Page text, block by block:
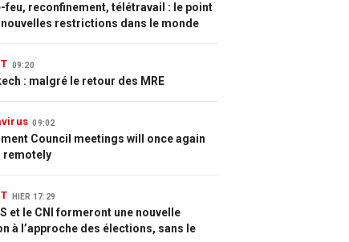
feu, reconfinement, télétravail : le point
restrictions dans le monde
09:20
: malgré le retour des MRE
09:02
Council meetings will once again
remotely
HIER 17:29
et le CNI formeront une nouvelle
à l’approche des élections, sans le